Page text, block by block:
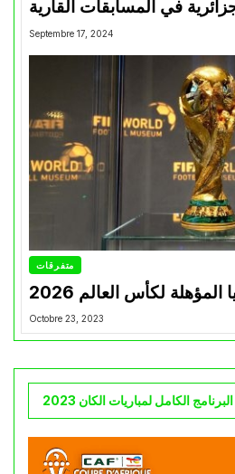
Septembre 17, 2024
متفرقات
لكأس العالم 2026
Octobre 23, 2023
البرنامج الكامل لمباريات الكان 2023